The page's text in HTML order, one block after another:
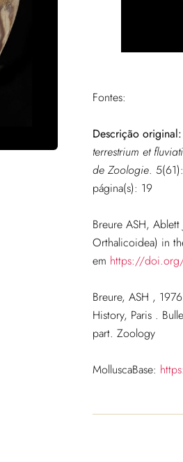
Fontes:
Descrição
terrestrium et
de Zoologie.
página(s): 19
Breure ASH,
Orthalicoidea) in
em https://
Breure, ASH , 1976
History, Paris .
part. Zoology
MolluscaBase: